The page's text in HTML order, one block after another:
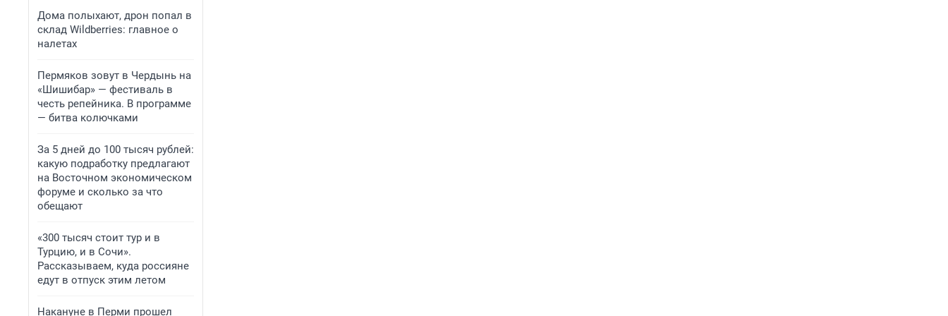
Дома полыхают, дрон попал в
склад Wildberries: главное о
налетах
Пермяков зовут в Чердынь на
«Шишибар» — фестиваль в
честь репейника. В программе
— битва колючками
За 5 дней до 100 тысяч рублей:
какую подработку предлагают
на Восточном экономическом
форуме и сколько за что
обещают
«300 тысяч стоит тур и в
Турцию, и в Сочи».
Рассказываем, куда россияне
едут в отпуск этим летом
Накануне в Перми прошел